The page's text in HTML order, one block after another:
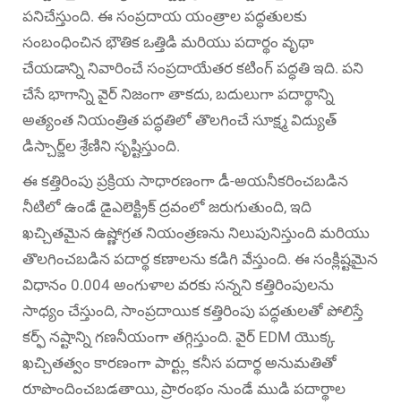
పనిచేస్తుంది. ఈ సంప్రదాయ యంత్రాల పద్ధతులకు
సంబంధించిన భౌతిక ఒత్తిడి మరియు పదార్థం వృథా
చేయడాన్ని నివారించే సంప్రదాయేతర కటింగ్ పద్ధతి ఇది. పని
చేసే భాగాన్ని వైర్ నిజంగా తాకదు, బదులుగా పదార్థాన్ని
అత్యంత నియంత్రిత పద్ధతిలో తొలగించే సూక్ష్మ విద్యుత్
డిస్చార్జ్‌ల శ్రేణిని సృష్టిస్తుంది.
ఈ కత్తిరింపు ప్రక్రియ సాధారణంగా డీ-అయనీకరించబడిన
నీటిలో ఉండే డైఎలెక్ట్రిక్ ద్రవంలో జరుగుతుంది, ఇది
ఖచ్చితమైన ఉష్ణోగ్రత నియంత్రణను నిలుపునిస్తుంది మరియు
తొలగించబడిన పదార్థ కణాలను కడిగి వేస్తుంది. ఈ సంక్లిష్టమైన
విధానం 0.004 అంగుళాల వరకు సన్నని కత్తిరింపులను
సాధ్యం చేస్తుంది, సాంప్రదాయిక కత్తిరింపు పద్ధతులతో పోలిస్తే
కర్ఫ్ నష్టాన్ని గణనీయంగా తగ్గిస్తుంది. వైర్ EDM యొక్క
ఖచ్చితత్వం కారణంగా పార్ట్లు కనీస పదార్థ అనుమతితో
రూపొందించబడతాయి, ప్రారంభం నుండే ముడి పదార్థాల